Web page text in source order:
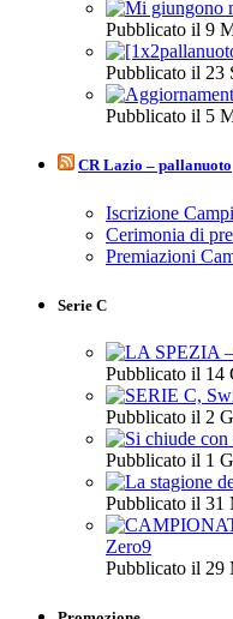
Pubblicato il 9
Pubblicato il 23
Pubblicato il 5
CR Lazio – pallanuoto
Iscrizione
Cerimonia di
Premiazioni
Serie C
Pubblicato il 14
Pubblicato il 2
Pubblicato il 1
Pubblicato il 31
Zero9
Pubblicato il 29